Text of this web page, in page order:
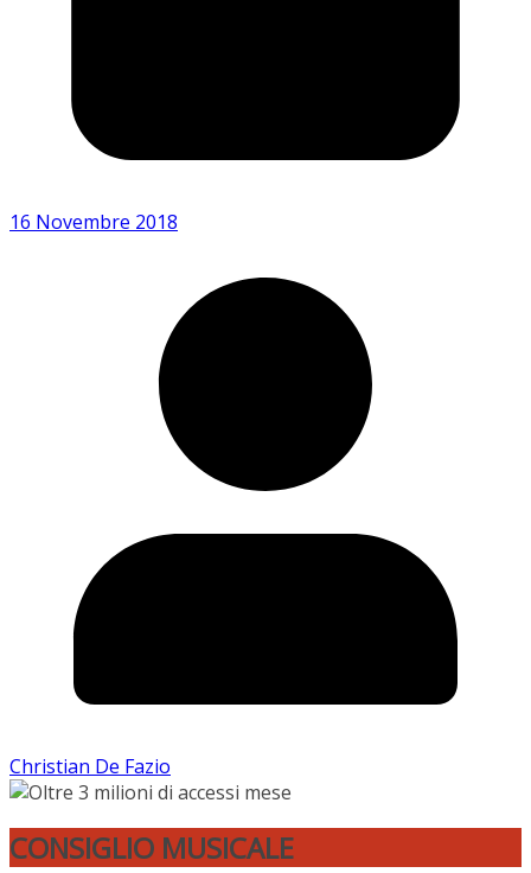
16 Novembre 2018
Christian De Fazio
CONSIGLIO MUSICALE